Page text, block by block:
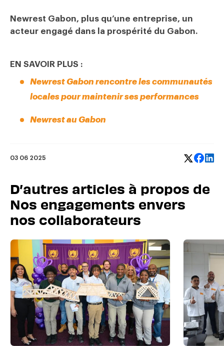
Newrest Gabon, plus qu’une entreprise, un
acteur engagé dans la prospérité du Gabon.
​EN SAVOIR PLUS :
Newrest Gabon rencontre les communautés
locales pour maintenir ses performances
Newrest au Gabon
03 06 2025
D’autres articles à propos de
Nos engagements envers
nos collaborateurs